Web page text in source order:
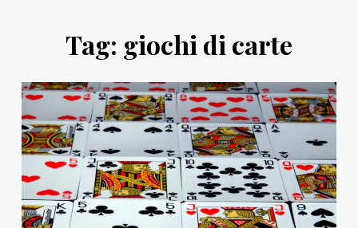
Tag: giochi di carte